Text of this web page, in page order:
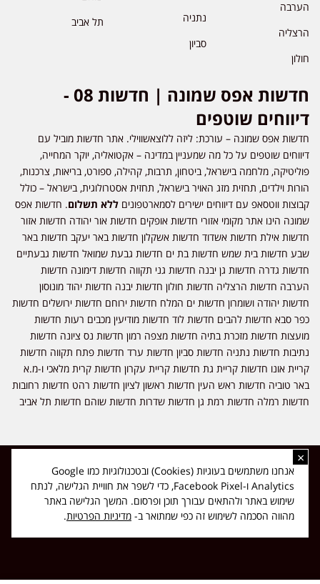
הערבה
הרצליה
חולון
נתניה
סביון
תל אביב
חדשות אפס שמונה | חדשות 08 -
דיווחים שוטפים
חדשות אפס שמונה – עורכת: ליזה ללוצאשווילי. אתר חדשות מוביל עם
דיווחים שוטפים על כל מה שמעניין במדינה – אקטואליה, יוקר המחייה,
פוליטיקה, מלחמה בישראל, ביטחון, תרבות, קהילה, ספורט, בריאות, צרכנות,
הורות וילדים, תחזית מזג האויר בישראל, תחזית אסטרולוגית, בישראל – כולל
קבוצות ווטסאפ עם דיווחים ישירים לסמארטפונים ללא תשלום. חדשות אפס
שמונה הינו אתר מקומי אזורי חדשות אופקים חדשות אור יהודה חדשות אזור
חדשות אילת חדשות אשדוד חדשות אשקלון חדשות באר יעקב חדשות באר
שבע חדשות בית שמש חדשות בת ים חדשות גבעת שמואל חדשות גבעתיים
חדשות גדרה חדשות גן יבנה חדשות גני תקווה חדשות דימונה חדשות
הערבה חדשות הרצליה חדשות חולון חדשות יבנה חדשות יהוד מונוסון
חדשות יהודה ושומרון חדשות ים המלח חדשות ירוחם חדשות ירושלים חדשות
כפר סבא חדשות להבים חדשות לוד חדשות מודיעין מכבים רעות חדשות
מועצות חדשות מזכרת בתיה חדשות מצפה רמון חדשות נס ציונה חדשות
נתיבות חדשות נתניה חדשות סביון חדשות ערד חדשות פתח תקווה חדשות
קריית אונו חדשות קריית גת חדשות קריית עקרון חדשות קרית מלאכי ו-מ.א
באר טוביה חדשות ראש העין חדשות ראשון לציון חדשות רהט חדשות רחובות
חדשות רמלה חדשות רמת גן חדשות שדרות חדשות שוהם חדשות תל אביב
כל הזכויות שמורות ל-ליזה ללוצאשווילי - חדשות אפס שמונה - דיווחים בזמן
אמת, נוסד בשנת 2019 | טל' לפרסומים 054-9759222 מייל מערכת
news08.net@gmail.com
Made with ❤ byDIGITA
×
אנחנו משתמשים בעוגיות (Cookies) ובטכנולוגיות כמו Google
Analytics ו-Facebook Pixel, כדי לשפר את חוויית הגלישה, לנתח
שימוש באתר ולהתאים עבורך תוכן ופרסום. המשך הגלישה באתר
מהווה הסכמה לשימוש זה כפי שמתואר ב- מדיניות הפרטיות.